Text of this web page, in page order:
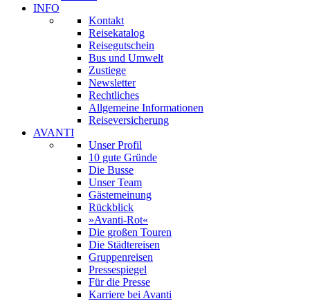
INFO
Kontakt
Reisekatalog
Reisegutschein
Bus und Umwelt
Zustiege
Newsletter
Rechtliches
Allgemeine Informationen
Reiseversicherung
AVANTI
Unser Profil
10 gute Gründe
Die Busse
Unser Team
Gästemeinung
Rückblick
»Avanti-Rot«
Die großen Touren
Die Städtereisen
Gruppenreisen
Pressespiegel
Für die Presse
Karriere bei Avanti